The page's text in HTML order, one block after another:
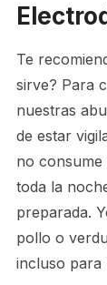
Te
sirve? Para
nuestras
de estar
no consume
toda la
preparada.
pollo o
incluso para